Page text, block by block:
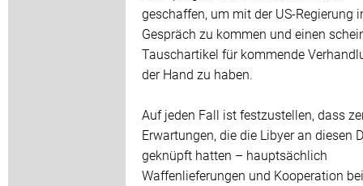
geschaffen, um mit der US-Regierung
Gespräch zu kommen und einen
Tauschartikel für kommende
der Hand zu haben.
Auf jeden Fall ist festzustellen, dass
Erwartungen, die die Libyer an diesen
geknüpft hatten – hauptsächlich
Waffenlieferungen und Kooperation